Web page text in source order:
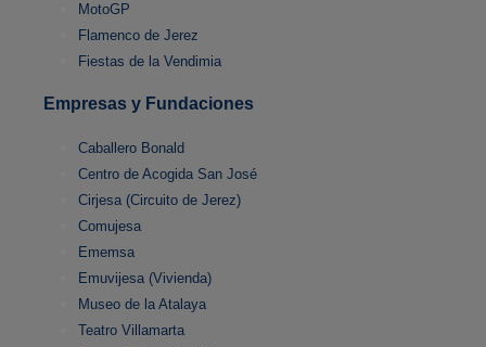
MotoGP
Flamenco de Jerez
Fiestas de la Vendimia
Empresas y Fundaciones
Caballero Bonald
Centro de Acogida San José
Cirjesa (Circuito de Jerez)
Comujesa
Ememsa
Emuvijesa (Vivienda)
Museo de la Atalaya
Teatro Villamarta